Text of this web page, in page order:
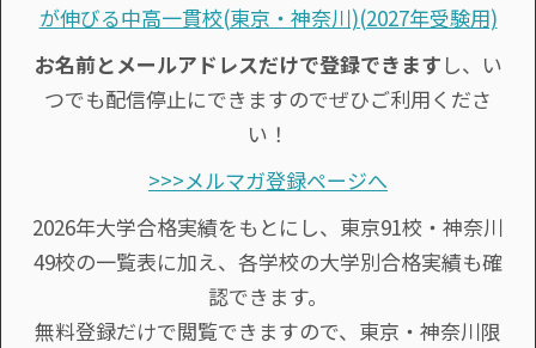
が伸びる中高一貫校(東京・神奈川)(2027年受験用)
お名前とメールアドレスだけで登録できます し、い
つでも配信停止にできますのでぜひご利用くださ
い！
>>>メルマガ登録ページへ
2026年大学合格実績をもとにし、東京91校・神奈川
49校の一覧表に加え、各学校の大学別合格実績も確
認できます。
無料登録だけで閲覧できますので、東京・神奈川限